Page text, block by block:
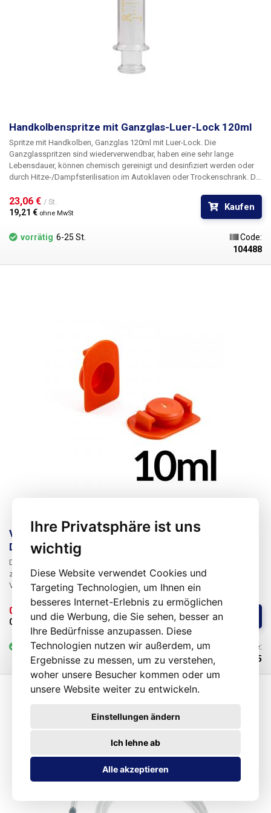
Ihre Privatsphäre ist uns
wichtig
Diese Website verwendet Cookies und
Targeting Technologien, um Ihnen ein
besseres Internet-Erlebnis zu ermöglichen
und die Werbung, die Sie sehen, besser an
Ihre Bedürfnisse anzupassen. Diese
Technologien nutzen wir außerdem, um
Ergebnisse zu messen, um zu verstehen,
woher unsere Besucher kommen oder um
unsere Website weiter zu entwickeln.
Alle akzeptieren
Ich lehne ab
Einstellungen ändern
Handkolbenspritze mit Ganzglas-Luer-Lock 120ml
Spritze mit Handkolben, Ganzglas 120ml mit Luer-Lock.
Ganzglasspritzen sind wiederverwendbar, haben eine sehr lange
Lebensdauer, können chemisch gereinigt und desinfiziert werden oder
durch Hitze-/Dampfsterilisation im Autoklaven oder Trockenschrank. Die
aufgrund der glatten Wände Temperaturen bis zu 160°C ausgesetzt
werden, sie sind leicht zu reinigen, das Glas wird durch UV-Strahlung
Metallkonnektor ausgestattet, auf den verschiedene Arten von Nadeln,
Spritzen sind flüssigkeitsdicht (nicht gasdicht) Die Temperatur- und
Chemikalienbeständigkeit ergibt sich aus den verwendeten Materialien -
Borosilikatglas und Luer-Lock-Anschluss aus Metall mit
Ganzglasspritzen sind nur für technische Zwecke
bestimmt und müssen vor dem ersten Gebrauch sterilisiert werden.
Packungsinhalt: Spritze 1 Stk
23,06 € / St.
19,21 € ohne MwSt
Kaufen
vorrätig 6-25 St.
Code:
104488
Verschlusskappe für 10ml-Kartuschen für 15,8mm
Durchmesser
Die Verschlusskappen der Patronen dienen dazu, die Patronen luftdicht
zu verschließen und ein Auslaufen des Inhalts zu verhindern. Der
Verschluss wird hauptsächlich für Lager- und Transportzwecke
verwendet, idealerweise in Kombination mit kolbenwobei die Kappe
verhindert, dass der Kolben versehentlich mechanisch eingedrückt wird
und die Flüssigkeit ausläuft.Für Kartuschen mit einem
Innendurchmesser von 15,8 mm (10 ml)
0,58 € / St.
0,48 € ohne MwSt
vorrätig nad 100 St.
Code:
101575